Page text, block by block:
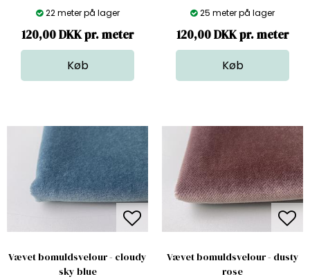
22 meter på lager
120,00 DKK pr. meter
25 meter på lager
120,00 DKK pr. meter
Vævet bomuldsvelour - cloudy
sky blue
Vævet bomuldsvelour - dusty
rose